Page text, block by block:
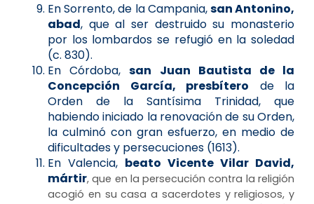
En Sorrento, de la Campania,san Antonino,
abad, que al ser destruido su monasterio
por los lombardos se refugió en la soledad
(c. 830).
En Córdoba,san Juan Bautista de la
Concepción García, presbítero de la
Orden de la Santísima Trinidad, que
habiendo iniciado la renovación de su Orden,
la culminó con gran esfuerzo, en medio de
dificultades y persecuciones (1613).
En Valencia, beato Vicente Vilar David,
mártir, que en la persecución contra la religión
acogió en su casa a sacerdotes y religiosos, y